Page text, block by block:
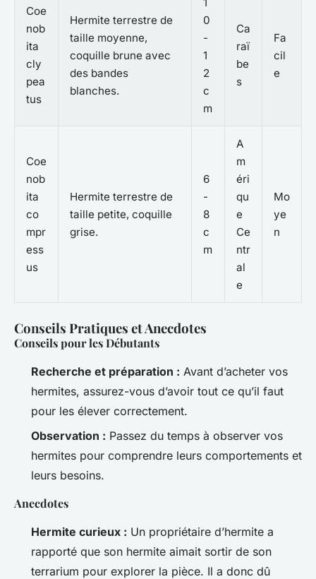
Coe
nob
ita
cly
pea
tus
Hermite terrestre de
taille moyenne,
coquille brune avec
des bandes
blanches.
0
-
1
2
c
m
Ca
raï
be
s
Fa
cil
e
Coe
nob
ita
co
mpr
ess
us
Hermite terrestre de
taille petite, coquille
grise.
6
-
8
c
m
A
m
éri
qu
e
Ce
ntr
al
e
Mo
ye
n
Conseils Pratiques et Anecdotes
Conseils pour les Débutants
Recherche et préparation : Avant d’acheter vos
hermites, assurez-vous d’avoir tout ce qu’il faut
pour les élever correctement.
Observation : Passez du temps à observer vos
hermites pour comprendre leurs comportements et
leurs besoins.
Anecdotes
Hermite curieux : Un propriétaire d’hermite a
rapporté que son hermite aimait sortir de son
terrarium pour explorer la pièce. Il a donc dû